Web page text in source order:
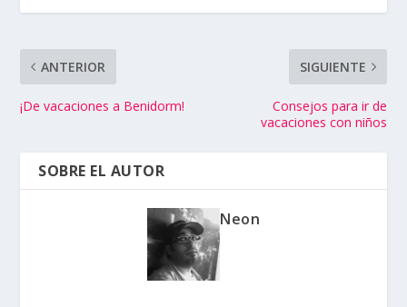
ANTERIOR
¡De vacaciones a Benidorm!
SIGUIENTE
Consejos para ir de
vacaciones con niños
SOBRE EL AUTOR
Neon